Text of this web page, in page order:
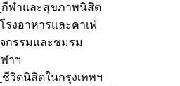
กีฬาและสุขภาพนิสิต
โรงอาหารและคาเฟ่
กรรมและชมรม
าฯ
ชีวิตนิสิตในกรุงเทพฯ